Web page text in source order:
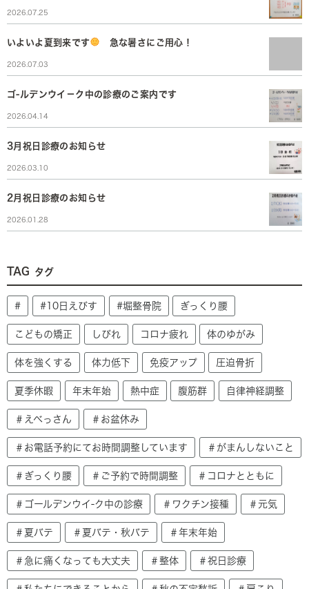
2026.07.25
いよいよ夏到来です 急な暑さにご用心！
2026.07.03
ゴ-ルデンウイ－ク中の診療のご案内です
2026.04.14
3月祝日診療のお知らせ
2026.03.10
2月祝日診療のお知らせ
2026.01.28
TAG タグ
# #10日えびす #堀整骨院 ぎっくり腰
こどもの矯正 しびれ コロナ疲れ 体のゆがみ
体を強くする 体力低下 免疫アップ 圧迫骨折
夏季休暇 年末年始 熱中症 腹筋群 自律神経調整
＃えべっさん ＃お盆休み
＃お電話予約にてお時間調整しています ＃がまんしないこと
＃ぎっくり腰 ＃ご予約で時間調整 ＃コロナとともに
＃ゴールデンウイ-ク中の診療 ＃ワクチン接種 ＃元気
＃夏バテ ＃夏バテ・秋バテ ＃年末年始
＃急に痛くなっても大丈夫 ＃整体 ＃祝日診療